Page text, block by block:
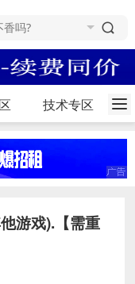
技术专区
游戏).【需重